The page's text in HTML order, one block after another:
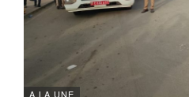
A LA UNE